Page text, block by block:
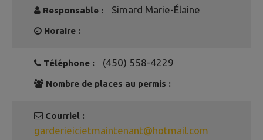
Responsable : Simard Marie-Élaine
Horaire :
Téléphone : (450) 558-4229
Nombre de places au permis :
Courriel :
garderieicietmaintenant@hotmail.com